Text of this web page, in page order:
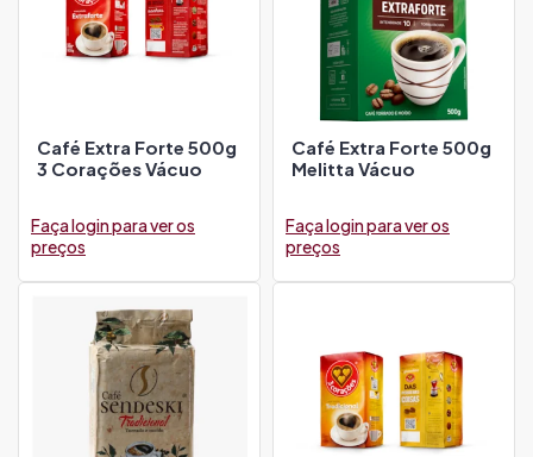
Café Extra Forte 500g
3 Corações Vácuo
Faça login para ver os
preços
Café Extra Forte 500g
Melitta Vácuo
Faça login para ver os
preços